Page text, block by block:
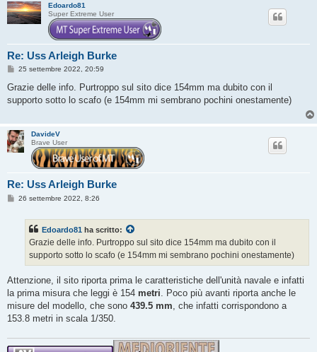
Edoardo81
Super Extreme User
Re: Uss Arleigh Burke
M
s
a
o
25 settembre 2022, 20:59
Grazie delle info. Purtroppo sul sito dice 154mm ma dubito con il
supporto sotto lo scafo (e 154mm mi sembrano pochini onestamente)
DavideV
Brave User
Re: Uss Arleigh Burke
M26 settembre 2022, 8:26
Edoardo81 ha scritto:
Grazie delle info. Purtroppo sul sito dice 154mm ma dubito con il
supporto sotto lo scafo (e 154mm mi sembrano pochini onestamente)
Attenzione, il sito riporta prima le caratteristiche dell'unità navale e infatti
la prima misura che leggi è 154 metri. Poco più avanti riporta anche le
misure del modello, che sono 439.5 mm, che infatti corrispondono a
153.8 metri in scala 1/350.